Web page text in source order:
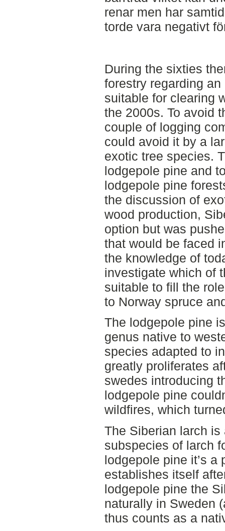
renar men har
torde vara negativt
During the sixties
forestry regarding
suitable for clearing
the 2000s. To avoid
couple of logging
could avoid it by a
exotic tree species.
lodgepole pine and
lodgepole pine
the discussion of
wood production,
option but was
that would be faced
the knowledge of
investigate which of
suitable to fill the
to Norway spruce
The lodgepole pine
genus native to
species adapted to
greatly proliferates
swedes introducing
lodgepole pine
wildfires, which
The Siberian larch
subspecies of larch
lodgepole pine it’s a
establishes itself
lodgepole pine the
naturally in Sweden
thus counts as a